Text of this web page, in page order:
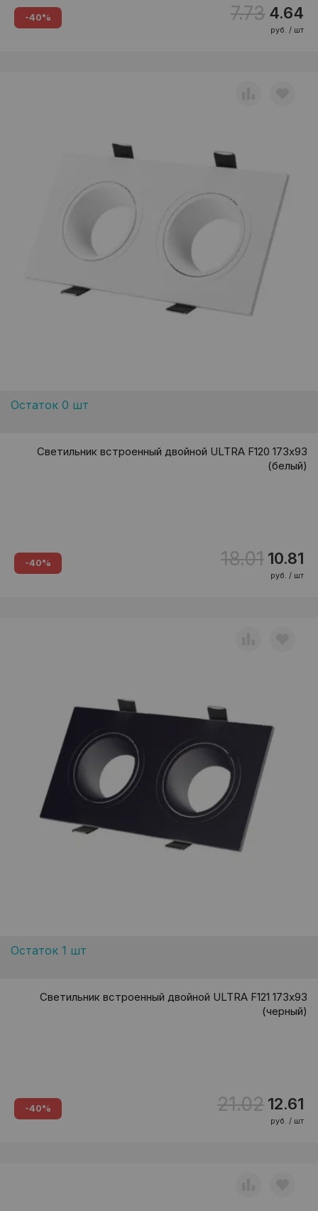
-40% 7.73 4.64
руб. / шт
Остаток 0 шт
Светильник встроенный двойной ULTRA F120 173х93
(белый)
-40% 18.01 10.81
руб. / шт
Остаток 1 шт
Светильник встроенный двойной ULTRA F121 173х93
(черный)
-40% 21.02 12.61
руб. / шт